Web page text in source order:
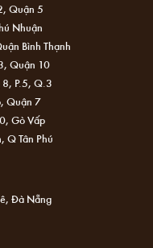
Quận 5
Nhuận
Bình Thạnh
Quận 10
8, P.5, Q.3
Quận 7
Gò Vấp
Q Tân Phú
Đà Nẵng